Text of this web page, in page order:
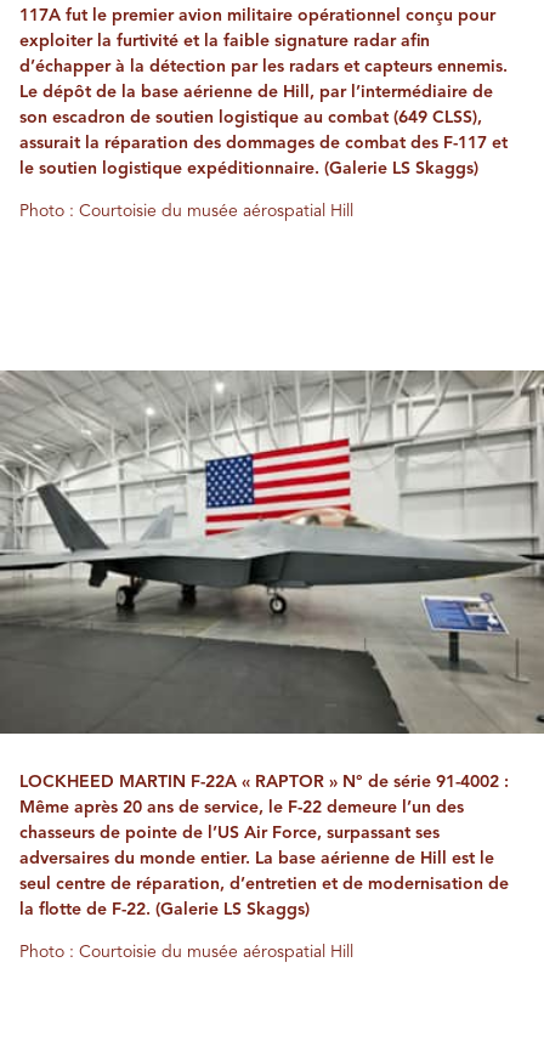
117A fut le premier avion militaire opérationnel conçu pour
exploiter la furtivité et la faible signature radar afin
d’échapper à la détection par les radars et capteurs ennemis.
Le dépôt de la base aérienne de Hill, par l’intermédiaire de
son escadron de soutien logistique au combat (649 CLSS),
assurait la réparation des dommages de combat des F-117 et
le soutien logistique expéditionnaire. (Galerie LS Skaggs)
Photo : Courtoisie du musée aérospatial Hill
LOCKHEED MARTIN F-22A « RAPTOR » N° de série 91-4002 :
Même après 20 ans de service, le F-22 demeure l’un des
chasseurs de pointe de l’US Air Force, surpassant ses
adversaires du monde entier. La base aérienne de Hill est le
seul centre de réparation, d’entretien et de modernisation de
la flotte de F-22. (Galerie LS Skaggs)
Photo : Courtoisie du musée aérospatial Hill